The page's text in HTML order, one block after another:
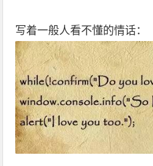
写着一般人看不懂的情话：